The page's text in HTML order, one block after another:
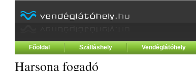
Főoldal Szálláshely Vendéglátóhely
Harsona fogadó